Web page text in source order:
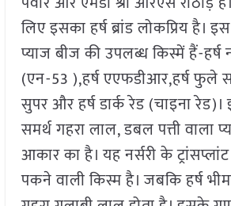
लिए इसका हर्ष ब्रांड लोकप्रिय है।
प्याज बीज की उपलब्ध किस्में हैं-हर्ष
(एन-53 ),हर्ष एएफडीआर,हर्ष फुले
सुपर और हर्ष डार्क रेड (चाइना
समर्थ गहरा लाल, डबल पत्ती वाला
आकार का है। यह नर्सरी के
पकने वाली किस्म है। जबकि हर्ष